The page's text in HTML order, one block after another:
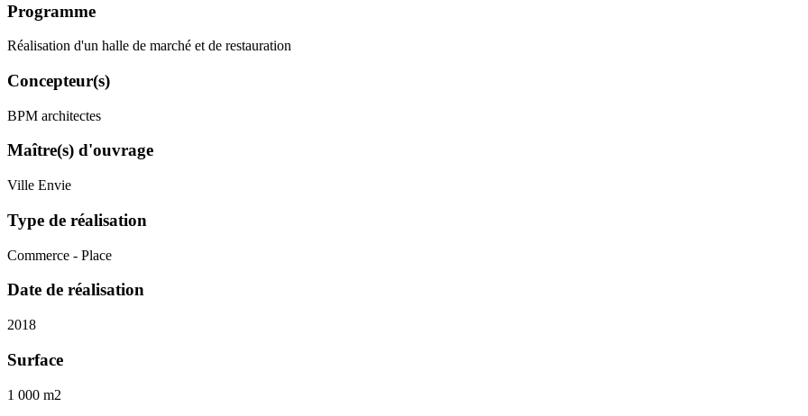
Programme
Réalisation d'un halle de marché et de restauration
Concepteur(s)
BPM architectes
Maître(s) d'ouvrage
Ville Envie
Type de réalisation
Commerce - Place
Date de réalisation
2018
Surface
1 000 m2